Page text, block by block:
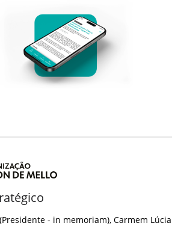
- in memoriam), Carmem Lúcia